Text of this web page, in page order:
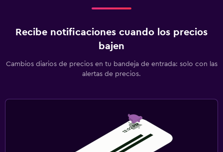
Zona de trabajo
Escritorio
Recibe notificaciones cuando los precios
bajen
Cambios diarios de precios en tu bandeja de entrada: solo con las
alertas de precios.